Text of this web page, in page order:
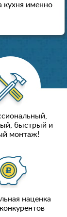
кухня именно
быстрый и
монтаж!
наценка